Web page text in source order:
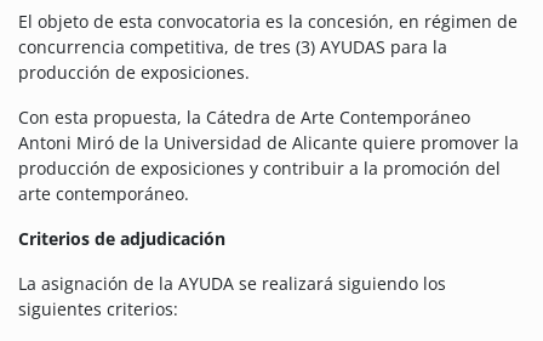
El objeto de esta convocatoria es la concesión, en régimen de
concurrencia competitiva, de tres (3) AYUDAS para la
producción de exposiciones.
Con esta propuesta, la Cátedra de Arte Contemporáneo
Antoni Miró de la Universidad de Alicante quiere promover la
producción de exposiciones y contribuir a la promoción del
arte contemporáneo.
Criterios de adjudicación
La asignación de la AYUDA se realizará siguiendo los
siguientes criterios: